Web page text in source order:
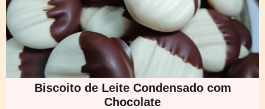
Biscoito de Leite Condensado com
Chocolate